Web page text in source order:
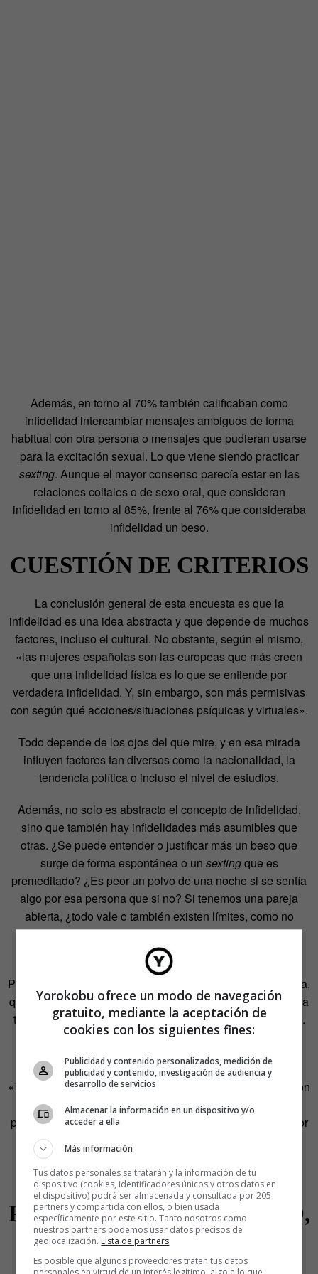
Además, en torno al 70% también calificaban como
infidelidad intercambiar mensajes ambiguos de forma
habitual con otra persona o mensajes que pudieran usarse
para la excitación sexual. Lo que viene siendo practicar
sexting. Aunque el mayor consenso parecía estar en las
relaciones coitales o de sexo oral, que consideran
infidelidad en torno al 85%, frente al 76% que consideraba
infidelidad un beso.
CUESTIÓN DE CRITERIOS
La conclusión general de esta encuesta es que la
infidelidad es una idea abstracta y que depende de muchos
factores, incluso el cultural. No obstante, según el mismo,
«las mujeres españolas son las europeas que más creen
que una infidelidad física es lo que se entiende por
verdadera infidelidad. Y, sin embargo, son más permisivas
con según qué acciones/situaciones psíquicas y virtuales».
Todo depende de los ojos del que mire, y en esa mirada
influyen factores tan diversos como la nacionalidad, la
tendencia política o incluso el nivel de estudios.
Además, no solo es abstracto el concepto de infidelidad,
sino que también hay infidelidades más asumibles que
otras. ¿Se puede entender o justificar más un beso que
surge de forma espontánea o un sextingque es
premeditado? ¿Es peor un polvo de una noche si se sentía
algo por esa persona que si no? Si tenemos una pareja
abierta, ¿todo vale o también existen límites, como no
hacerlo con personas conocidas? Todo depende.
«Entendemos que todos sabemos qué implica ser infiel.
Pero la realidad nos dice, como así veo a diario en consulta,
que lo que para un miembro de la pareja es claramente una
traición, para el otro no lo es, o no lo ve del mismo modo».
De esta forma, el conflicto ya no es solo la supuesta
infidelidad, sino la falta de acuerdo sobre la misma.
«Toda aquella conducta que llevemos a cabo en interacción
con otra persona, y que escondemos deliberadamente,
puede ser considerada traición por una parte, por otra o por
ambos», reflexiona Ivorra, pero ¿cómo saber entonces
cuándo estamos entrando en terreno peligroso y cuándo
no?
PACTAR LA INFIDELIDAD,
COMO TODO LO DEMÁS
Yorokobu ofrece un modo de navegación
gratuito, mediante la aceptación de
cookies con los siguientes fines:
Publicidad y contenido personalizados, medición de
publicidad y contenido, investigación de audiencia y
desarrollo de servicios
Almacenar la información en un dispositivo y/o
acceder a ella
Más información
Tus datos personales se tratarán y la información de tu
dispositivo (cookies, identificadores únicos y otros datos en
el dispositivo) podrá ser almacenada y consultada por 205
partners y compartida con ellos, o bien usada
específicamente por este sitio. Tanto nosotros como
nuestros partners podemos usar datos precisos de
geolocalización. Lista de partners.
Es posible que algunos proveedores traten tus datos